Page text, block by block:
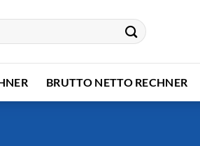
BRUTTO NETTO RECHNER